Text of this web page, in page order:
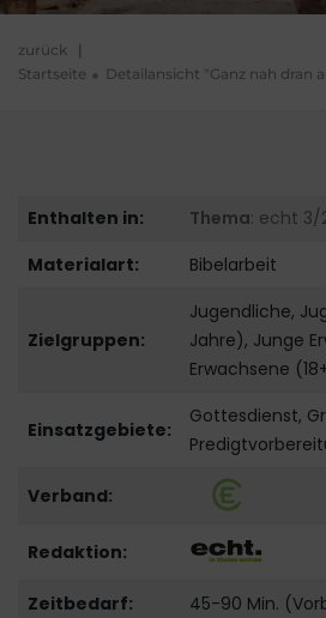
zurück |
Startseite
Detailansicht "Ganz nah dran
Enthalten in: Thema: echt 3/
Materialart:
Bibelarbeit
Zielgruppen:
Jugendliche,
Jahre), Junge
Erwachsene
Einsatzgebiete:
Gottesdienst,
Verband:
Redaktion:
Zeitbedarf:
45-90 Min.